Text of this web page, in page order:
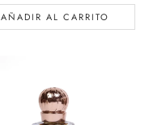
AÑADIR AL CARRITO